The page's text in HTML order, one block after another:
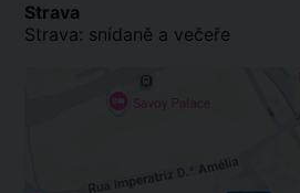
Strava
Strava: snídaně a večeře